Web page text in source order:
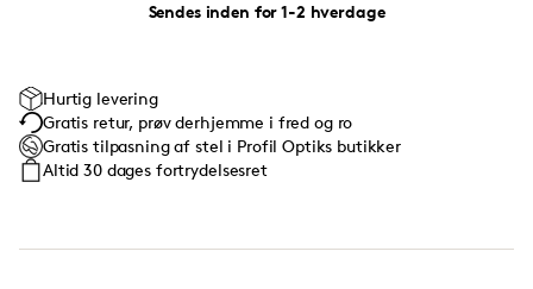
Sendes inden for 1-2 hverdage
Hurtig levering
Gratis retur, prøv derhjemme i fred og ro
Gratis tilpasning af stel i Profil Optiks butikker
Altid 30 dages fortrydelsesret